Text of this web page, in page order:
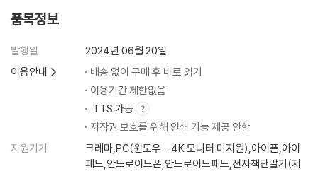
품목정보
발행일
2024년 06월 20일
이용안내
배송 없이 구매 후 바로 읽기
이용기간 제한없음
TTS 가능
저작권 보호를 위해 인쇄 기능 제공 안함
지원기기
크레마,PC(윈도우 - 4K 모니터 미지원),아이폰,아이
패드,안드로이드폰,안드로이드패드,전자책단말기(저